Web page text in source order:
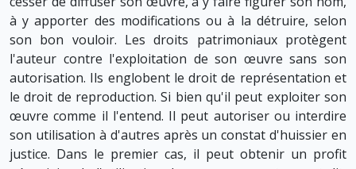
à y apporter des modifications ou à la détruire, selon
son bon vouloir. Les droits patrimoniaux protègent
l'auteur contre l'exploitation de son œuvre sans son
autorisation. Ils englobent le droit de représentation et
le droit de reproduction. Si bien qu'il peut exploiter son
œuvre comme il l'entend. Il peut autoriser ou interdire
son utilisation à d'autres après un constat d'huissier en
justice. Dans le premier cas, il peut obtenir un profit